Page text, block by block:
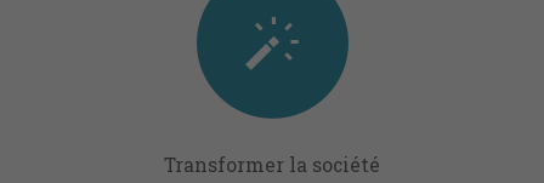
Transformer la société